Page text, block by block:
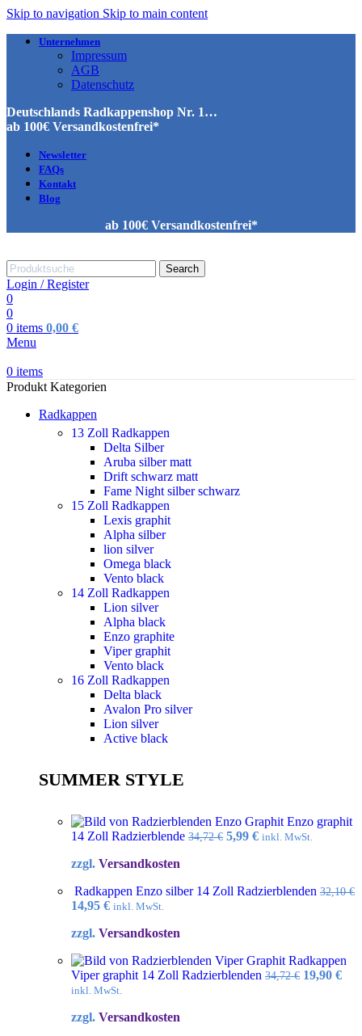
Skip to navigation Skip to main content
Unternehmen
Impressum
AGB
Datenschutz
Deutschlands Radkappenshop Nr. 1…
ab 100€ Versandkostenfrei*
Newsletter
FAQs
Kontakt
Blog
ab 100€ Versandkostenfrei*
Search
Login / Register
0
0
0 items 0,00 €
Menu
0 items
Produkt Kategorien
Radkappen
13 Zoll Radkappen
Delta Silber
Aruba silber matt
Drift schwarz matt
Fame Night silber schwarz
15 Zoll Radkappen
Lexis graphit
Alpha silber
lion silver
Omega black
Vento black
14 Zoll Radkappen
Lion silver
Alpha black
Enzo graphite
Viper graphit
Vento black
16 Zoll Radkappen
Delta black
Avalon Pro silver
Lion silver
Active black
SUMMER STYLE
Enzo graphit
14 Zoll Radzierblende 34,72€ Ursprünglicher
5,99 €Aktueller
inkl. MwSt.
zzgl. Versandkosten
Radkappen Enzo silber 14 Zoll Radzierblenden 32,10€
Ursprünglicher
war:
14,95 €Aktueller
ist:
inkl. MwSt.
zzgl. Versandkosten
Radkappen
Viper graphit 14 Zoll Radzierblenden 34,72€ 19,90 €
inkl. MwSt.
zzgl. Versandkosten